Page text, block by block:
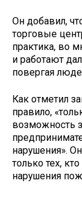
Он добавил,
торговые
практика, во
и работают
повергая
Как отметил
правило,
возможность
нарушения».
только тех,
нарушения